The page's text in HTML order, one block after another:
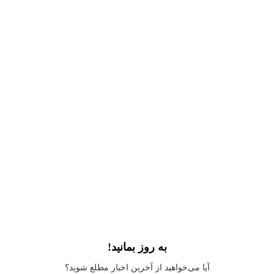
Application error: a client
-side exception has occurred while loading
به روز بمانید!
آیا می‌خواهید از آخرین اخبار مطلع شوید؟